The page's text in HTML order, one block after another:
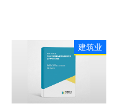
建筑业